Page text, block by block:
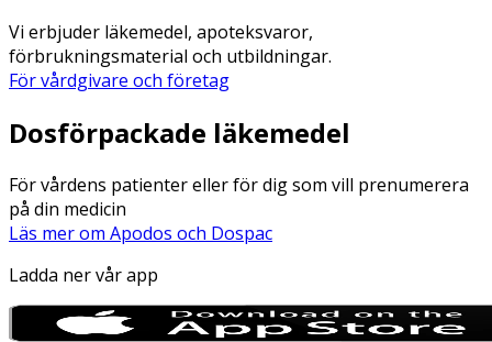
Vi erbjuder läkemedel, apoteksvaror,
förbrukningsmaterial och utbildningar.
För vårdgivare och företag
Dosförpackade läkemedel
För vårdens patienter eller för dig som vill prenumerera
på din medicin
Läs mer om Apodos och Dospac
Ladda ner vår app